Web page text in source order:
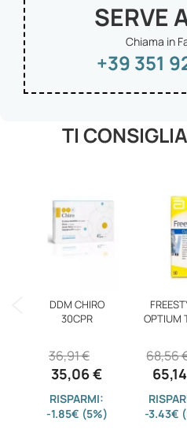
SERVE
Chiama in
+39 351
TI
DDM CHIRO
30CPR
35,06 €
36,91 €
RISPARMI:
-1.85€ (5%)
OPTIUM
68,56
-3.43€